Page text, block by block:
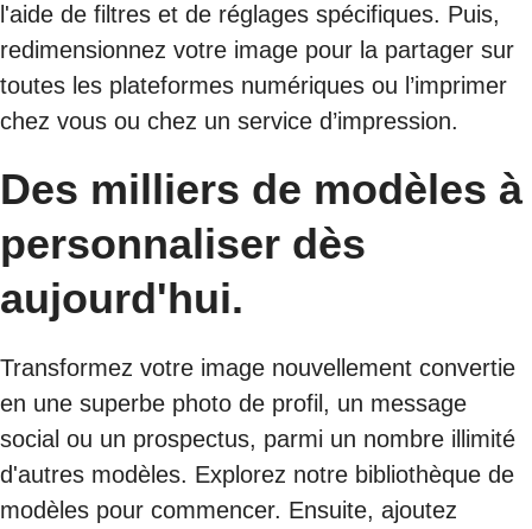
l'aide de filtres et de réglages spécifiques. Puis,
redimensionnez votre image pour la partager sur
toutes les plateformes numériques ou l’imprimer
chez vous ou chez un service d’impression.
Des milliers de modèles à
personnaliser dès
aujourd'hui.
Transformez votre image nouvellement convertie
en une superbe photo de profil, un message
social ou un prospectus, parmi un nombre illimité
d'autres modèles. Explorez notre bibliothèque de
modèles pour commencer. Ensuite, ajoutez